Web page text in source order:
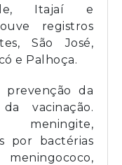
Itajaí e
registros
São José,
e Palhoça.
prevenção da
vacinação.
meningite,
por bactérias